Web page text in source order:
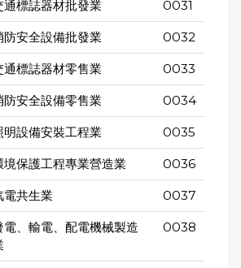
通標誌器材批發業 0031
防安全設備批發業 0032
通標誌器材零售業 0033
防安全設備零售業 0034
明設備安裝工程業 0035
境保護工程專業營造業 0036
電共生業 0037
電、輸電、配電機械製造
0038